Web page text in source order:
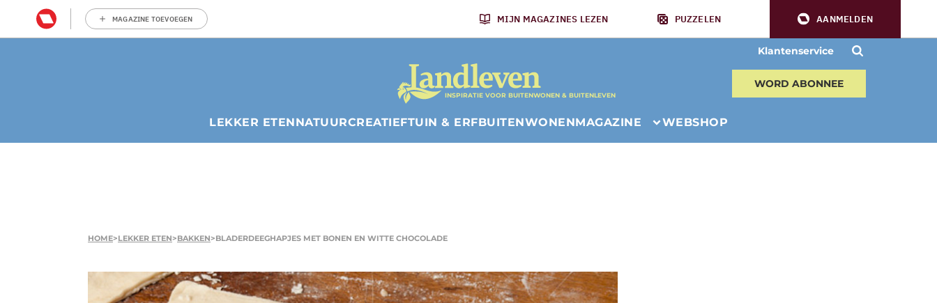
MAGAZINE TOEVOEGEN MIJN MAGAZINES LEZEN PUZZELEN AANMELDEN
Klantenservice
INSPIRATIE VOOR BUITENWONEN & BUITENLEVEN
WORD ABONNEE
LEKKER ETENNATUURCREATIEFTUIN & ERFBUITENWONENMAGAZINE WEBSHOP
HOME>LEKKER ETEN>BAKKEN>BLADERDEEGHAPJES MET BONEN EN WITTE CHOCOLADE